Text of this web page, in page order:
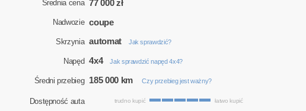
Średnia cena 77 000 zł
Nadwozie coupe
Skrzynia automat Jak sprawdzić?
Napęd 4x4 Jak sprawdzić napęd 4x4?
Średni przebieg 185 000 km Czy przebieg jest ważny?
Dostępność auta trudno kupić łatwo kupić